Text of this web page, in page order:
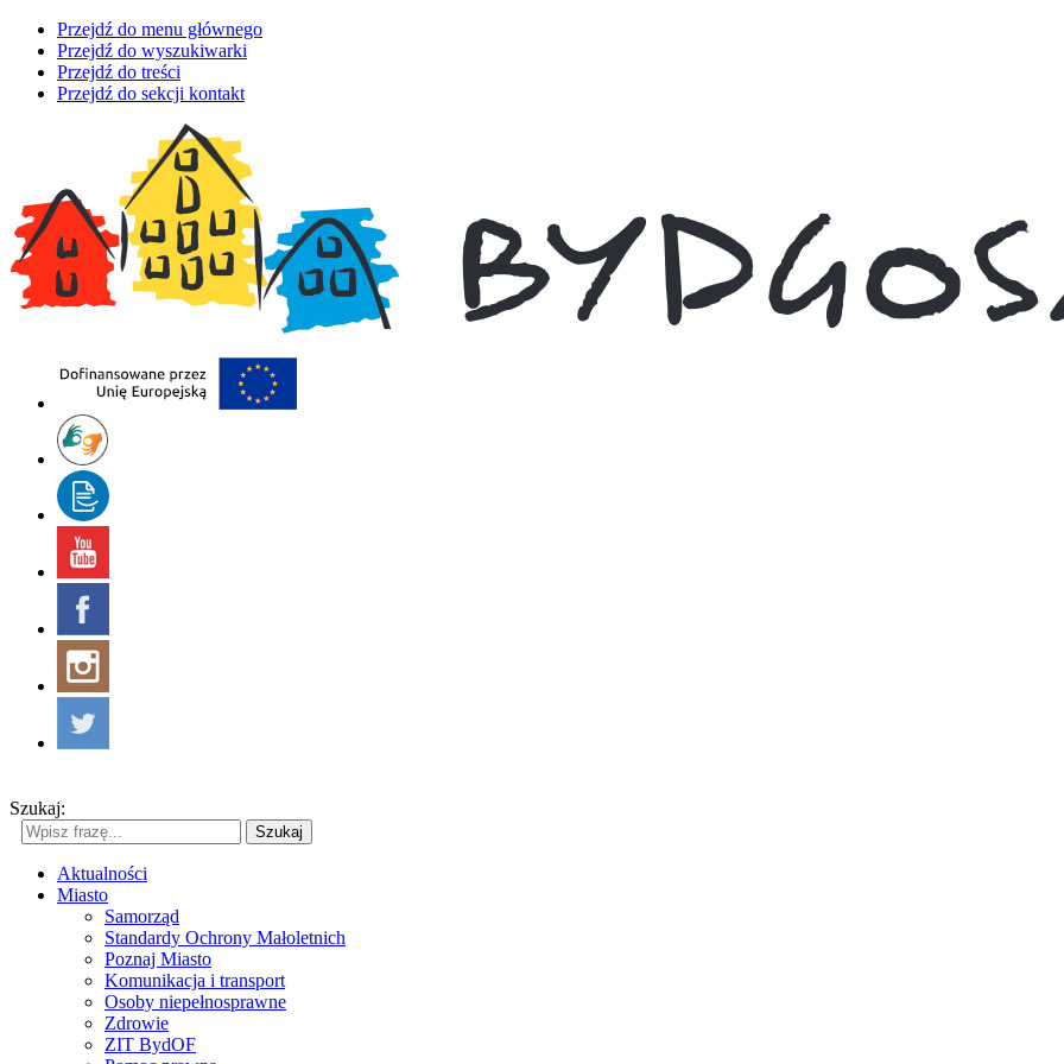
Przejdź do menu głównego
Przejdź do wyszukiwarki
Przejdź do treści
Przejdź do sekcji kontakt
Szukaj:
Szukaj
Aktualności
Miasto
Samorząd
Standardy Ochrony Małoletnich
Poznaj Miasto
Komunikacja i transport
Osoby niepełnosprawne
Zdrowie
ZIT BydOF